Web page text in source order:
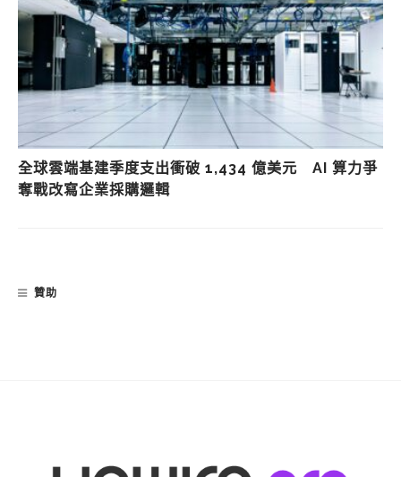
全球雲端基建季度支出衝破 1,434 億美元 AI 算力爭
奪戰改寫企業採購邏輯
贊助